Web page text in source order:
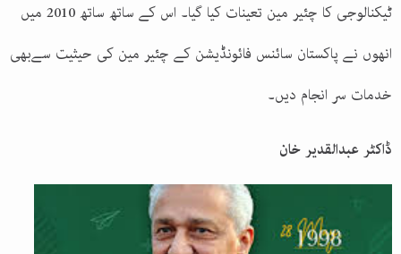
ٹیکنالوجی کا چئیر مین تعینات کیا گیا۔ اس کے ساتھ ساتھ 2010 میں
انھوں نے پاکستان سائنس فائونڈیشن کے چئیر مین کی حیثیت سےبھی
خدمات سر انجام دیں۔
ڈاکٹر عبدالقدیر خان